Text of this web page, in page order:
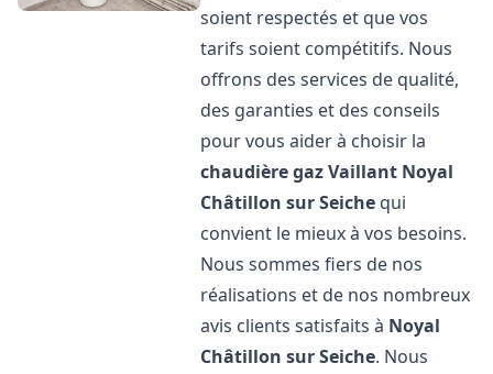
soient respectés et que vos
tarifs soient compétitifs. Nous
offrons des services de qualité,
des garanties et des conseils
pour vous aider à choisir la
chaudière gaz Vaillant Noyal
Châtillon sur Seiche qui
convient le mieux à vos besoins.
Nous sommes fiers de nos
réalisations et de nos nombreux
avis clients satisfaits à Noyal
Châtillon sur Seiche. Nous